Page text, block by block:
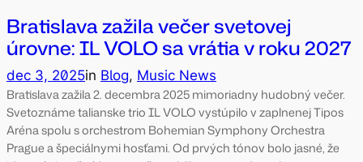
Bratislava zažila večer svetovej
úrovne: IL VOLO sa vrátia v roku 2027
dec 3, 2025in Blog, Music News
Bratislava zažila 2. decembra 2025 mimoriadny hudobný večer.
Svetoznáme talianske trio IL VOLO vystúpilo v zaplnenej Tipos
Aréna spolu s orchestrom Bohemian Symphony Orchestra
Prague a špeciálnymi hosťami. Od prvých tónov bolo jasné, že